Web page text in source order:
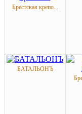
Брестская крепо...
БАТАЛЬОНЪ